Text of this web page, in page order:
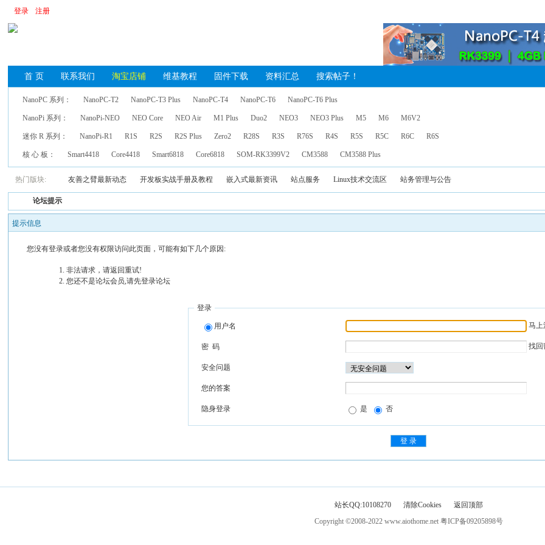
登录 注册
首 页 联系我们 淘宝店铺 维基教程 固件下载 资料汇总 搜索帖子！
NanoPC 系列： NanoPC-T2 NanoPC-T3 Plus NanoPC-T4 NanoPC-T6 NanoPC-T6 Plus
NanoPi 系列： NanoPi-NEO NEO Core NEO Air M1 Plus Duo2 NEO3 NEO3 Plus M5 M6 M6V2
迷你 R 系列： NanoPi-R1 R1S R2S R2S Plus Zero2 R28S R3S R76S R4S R5S R5C R6C R6S
核 心 板： Smart4418 Core4418 Smart6818 Core6818 SOM-RK3399V2 CM3588 CM3588 Plus
热门版块: 友善之臂最新动态 开发板实战手册及教程 嵌入式最新资讯 站点服务 Linux技术交流区 站务管理与公告
论坛提示
提示信息
您没有登录或者您没有权限访问此页面，可能有如下几个原因:
非法请求，请返回重试!
您还不是论坛会员,请先登录论坛
登录
用户名 马上
密 码 找回
安全问题
您的答案
隐身登录 是 否
站长QQ:10108270 清除Cookies
返回顶部
Copyright ©2008-2022 www.aiothome.net 粤ICP备09205898号